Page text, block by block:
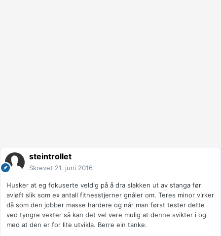
steintrollet
Skrevet 21. juni 2016
Husker at eg fokuserte veldig på å dra slakken ut av stanga før
avløft slik som ex antall fitnesstjerner gnåler om. Teres minor virker
då som den jobber masse hardere og når man først tester dette
ved tyngre vekter så kan det vel vere mulig at denne svikter i og
med at den er for lite utvikla. Berre ein tanke.